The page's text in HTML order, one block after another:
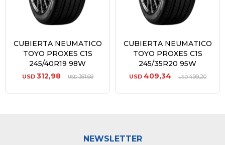
CUBIERTA NEUMATICO
TOYO PROXES C1S
245/40R19 98W
USD 312,98 USD381,68
CUBIERTA NEUMATICO
TOYO PROXES C1S
245/35R20 95W
USD 409,34 USD499,20
NEWSLETTER